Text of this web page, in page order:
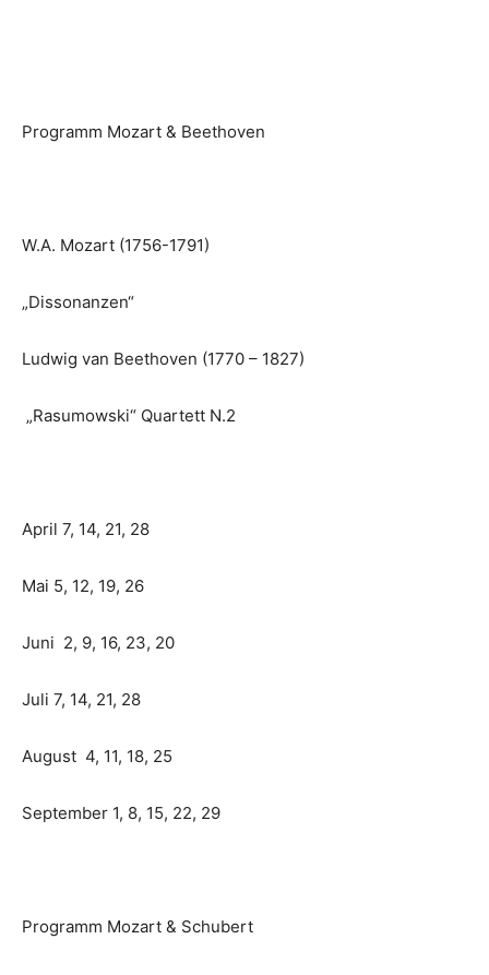
Programm Mozart & Beethoven
W.A. Mozart (1756-1791)
„Dissonanzen“
Ludwig van Beethoven (1770 – 1827)
„Rasumowski“ Quartett N.2
April 7, 14, 21, 28
Mai 5, 12, 19, 26
Juni 2, 9, 16, 23, 20
Juli 7, 14, 21, 28
August 4, 11, 18, 25
September 1, 8, 15, 22, 29
Programm Mozart & Schubert